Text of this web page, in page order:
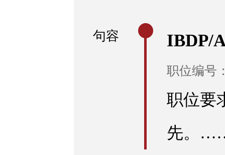
句容 IBDP/
职位编号
职位要
先。